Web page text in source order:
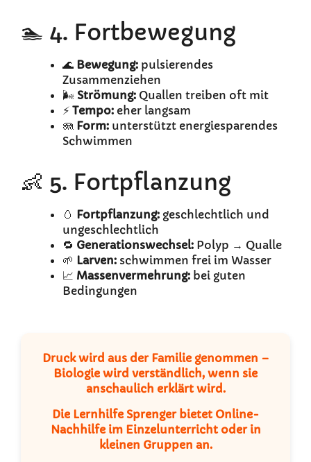
🏊 4. Fortbewegung
🌊 Bewegung: pulsierendes
Zusammenziehen
🌬️ Strömung: Quallen treiben oft mit
⚡ Tempo: eher langsam
🪼 Form: unterstützt energiesparendes
Schwimmen
👶 5. Fortpflanzung
🥚 Fortpflanzung: geschlechtlich und
ungeschlechtlich
🔁 Generationswechsel: Polyp → Qualle
🌱 Larven: schwimmen frei im Wasser
📈 Massenvermehrung: bei guten
Bedingungen
Druck wird aus der Familie genommen –
Biologie wird verständlich, wenn sie
anschaulich erklärt wird.
Die Lernhilfe Sprengerbietet Online-
Nachhilfeim Einzelunterricht oder in
kleinen Gruppen an.